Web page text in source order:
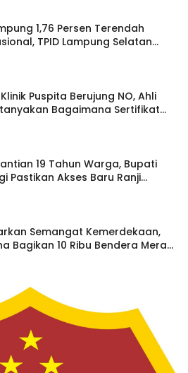
1,76 Persen Terendah
TPID Lampung Selatan
Harga Kebutuhan Pokok
Puspita Berujung NO, Ahli
Bagaimana Sertifikat
Unjuk Rasa Jadi Agunan Bank
19 Tahun Warga, Bupati
Pastikan Akses Baru Ranji
Ini
Semangat Kemerdekaan,
Bagikan 10 Ribu Bendera Merah